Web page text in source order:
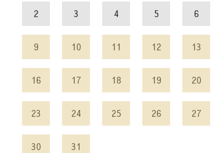
2 3 4 5 6
9 10 11 12 13
16 17 18 19 20
23 24 25 26 27
30 31